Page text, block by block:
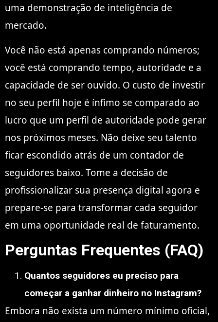
uma demonstração de inteligência de
mercado.
Você não está apenas comprando números;
você está comprando tempo, autoridade e a
capacidade de ser ouvido. O custo de investir
no seu perfil hoje é ínfimo se comparado ao
lucro que um perfil de autoridade pode gerar
nos próximos meses. Não deixe seu talento
ficar escondido atrás de um contador de
seguidores baixo. Tome a decisão de
profissionalizar sua presença digital agora e
prepare-se para transformar cada seguidor
em uma oportunidade real de faturamento.
Perguntas Frequentes (FAQ)
Quantos seguidores eu preciso para
começar a ganhar dinheiro no Instagram?
Embora não exista um número mínimo oficial,